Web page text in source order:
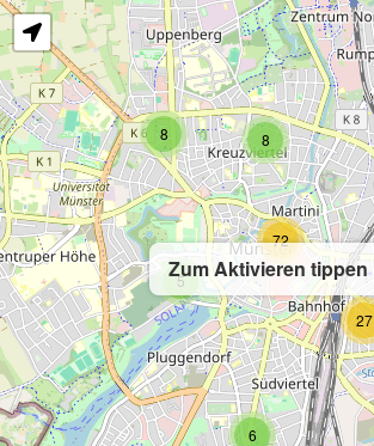
Zum Aktivieren tippen
8
6
8
27
5
72